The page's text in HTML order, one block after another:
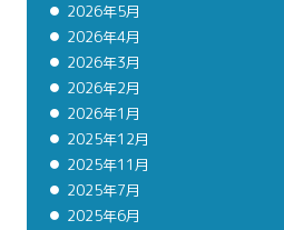
2026年5月
2026年4月
2026年3月
2026年2月
2026年1月
2025年12月
2025年11月
2025年7月
2025年6月